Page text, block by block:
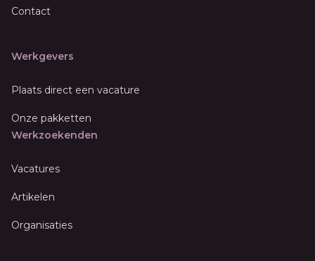
Contact
Werkgevers
Plaats direct een vacature
Onze pakketten
Werkzoekenden
Vacatures
Artikelen
Organisaties